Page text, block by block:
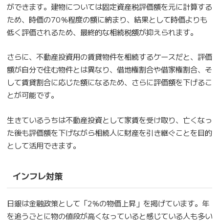
ができます。建物については固定資産税評価額を元に計算する
ため、時価の70％程度の額に納まり、結果として時価よりも
低く評価されるため、最終的な相続税額が抑えられます。
さらに、不動産投資用の賃貸物件を相続するケースだと、評価
額が自分で住む物件とは異なり、借地権割合や借家権割合、そ
して賃貸割合に応じた額になるため、さらに評価額を下げるこ
とが可能です。
生きているうちは不動産投資として家賃を受け取り、亡くなっ
た後も評価額を下げながら相続人に財産を引き継ぐことを目的
として活用できます。
インフレ対策
日銀は金融政策として「2％の物価上昇」を掲げています。年
を追うごとに物の値段が高くなっていると感じている人も多い